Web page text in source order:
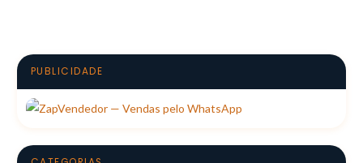
PUBLICIDADE